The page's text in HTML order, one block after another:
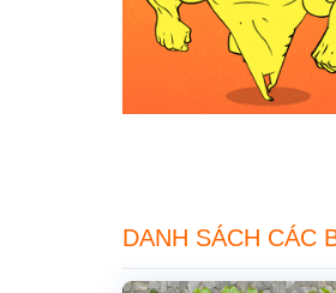
DANH SÁCH CÁC